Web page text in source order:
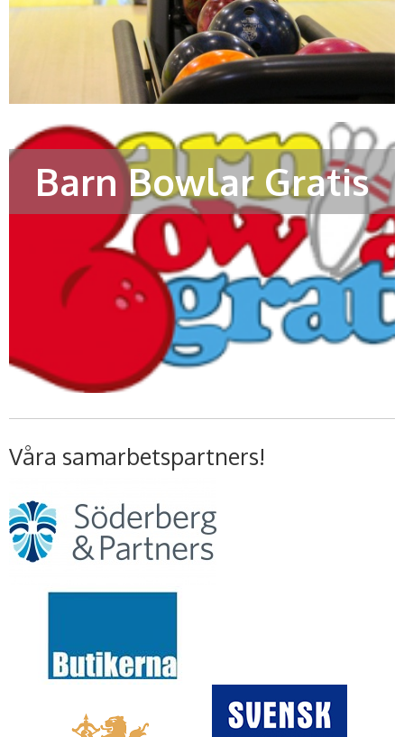
Barn Bowlar Gratis
Våra samarbetspartners!